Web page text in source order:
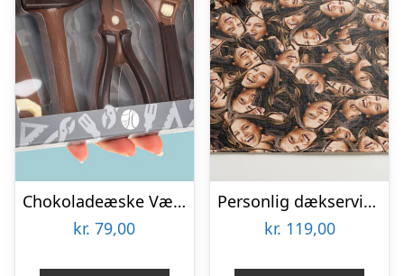
Chokoladeæske Værktøj
kr. 79,00
Personlig dækserviet med Billede – Multiface
kr. 119,00